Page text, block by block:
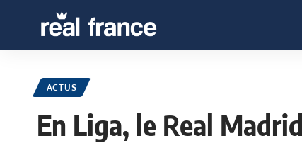
ACTUS
En Liga, le Real